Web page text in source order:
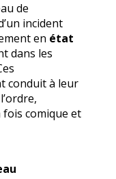
de
incident
en état
dans les
conduit à leur
comique et